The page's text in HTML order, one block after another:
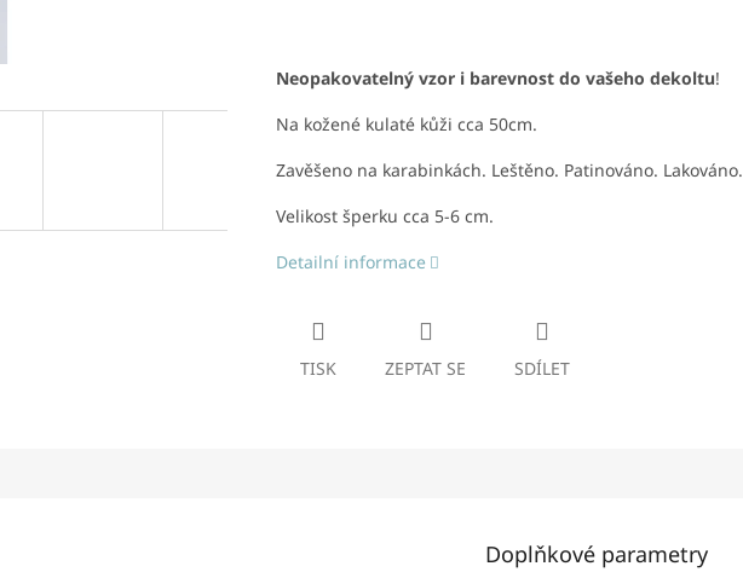
Neopakovatelný vzor i barevnost do vašeho dekoltu!
Na kožené kulaté kůži cca 50cm.
Zavěšeno na karabinkách. Leštěno. Patinováno. Lakováno.
Velikost šperku cca 5-6 cm.
Detailní informace
TISK ZEPTAT SE SDÍLET
Doplňkové parametry